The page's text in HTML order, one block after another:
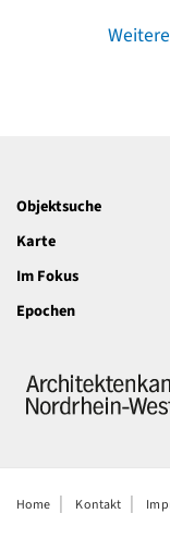
Objektsuche
Karte
Im Fokus
Epochen
Home Kontakt